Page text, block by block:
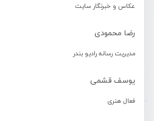
عکاس و خبرنگار سایت
رضا محمودی
مدیریت رسانه رادیو بندر
یوسف قشمی
فعال هنری